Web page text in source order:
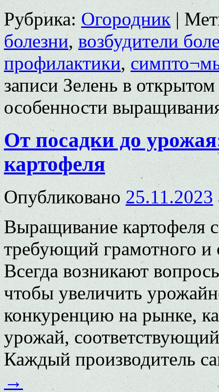
Рубрика: Огородник |
болезни,возбудители
профилактики,
записи Зелень в
особенности
От посадки до
картофеля
Опубликовано 25.11.2023
Выращивание картофеля
требующий грамотного и
Всегда возникают
чтобы увеличить
конку­ренцию на рынке,
урожай,
Каждый про­изводитель
→